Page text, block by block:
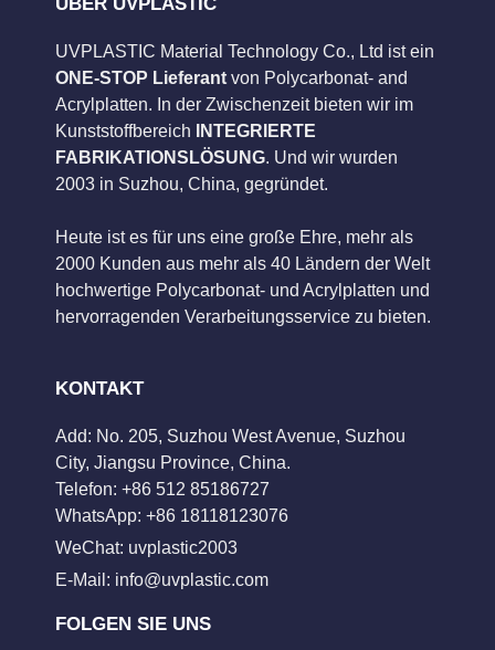
UVPLASTIC Material Technology Co., Ltd ist ein
ONE-STOP Lieferant von Polycarbonat- and
Acrylplatten. In der Zwischenzeit bieten wir im
Kunststoffbereich
INTEGRIERTE
FABRIKATIONSLÖSUNG. Und wir wurden
2003 in Suzhou, China, gegründet.
Heute ist es für uns eine große Ehre, mehr als
2000 Kunden aus mehr als 40 Ländern der Welt
hochwertige Polycarbonat- und Acrylplatten und
hervorragenden Verarbeitungsservice zu bieten.
KONTAKT
Add: No. 205, Suzhou West Avenue, Suzhou
City, Jiangsu Province, China.
Telefon: +86 512 85186727
WhatsApp: +86 18118123076
WeChat: uvplastic2003
E-Mail: info@uvplastic.com
FOLGEN SIE UNS